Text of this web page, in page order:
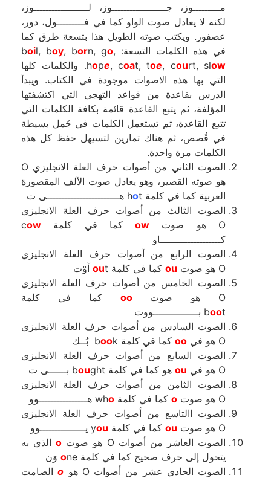
مـــــــــوز، جــــــــــــــــــوز، لــــــــــــــــــوز،
لكنه لا يعادل صوت الواو كما في فـــــــــول، دور،
عصفور. ويكتب صوته الطويل هذا بتسعة طرق كما
في هذه الكلمات التسعة: b
oil, boy, born, go,
hope, coat, toe, court, slow
. والكلمات كلها
التي بها هذه الاصوات موجودة في الكتاب. ويبدأ
الدرس بقاعدة من قواعد التهجي التي اكتشفتها
المؤلفة، ثم يتبع القاعدة قائمة بكافة الكلمات التي
تتبع القاعدة، ثم تستعمل الكلمات في جُمل بسيطة
في قُصص، ثم هناك تمارين لتسيهل حفظ كل هذه
الكلمات مرة واحدة.
الصوت الثاني من أصوات حرف العلة الانجليزي O
هو صوته القصير، وهو يعادل صوت الألف المقصورة
العربية كما في كلمة h ot هــــــــــــــــــــــــى ت
الصوت الثالث من أصوات حرف العلة الانجليزي
O هو صوت
owكما في كلمة c ow
كــــــــــــــــــــاو
الصوت الرابع من أصوات حرف العلة الانجليزي
O هو صوت
ou كما في كلمة out آوْت
الصوت الخامس من أصوات حرف العلة الانجليزي
O هو صوت
oo كما في كلمة
boot بـــــــــــــــووت
الصوت السادس من أصوات حرف العلة الانجليزي
O هو في
oo كما في كلمة b ook بُــك
الصوت السابع من أصوات حرف العلة الانجليزي
O هو في
ou هو كما في كلمة b ought بــــــى ت
الصوت الثامن من أصوات حرف العلة الانجليزي
O هو صوت
o كما في كلمة wh o
هــــــــــــــــوو
الصوت االتاسع من أصوات حرف العلة الانجليزي
O هو صوت
ou كما في كلمة y ou
يـــــــــــــــوو
الصوت العاشر من أصوات O هو صوت
oالذي به
يتحول إلى حرف صحيح كما في كلمة
one وَن
الصوت الحادي عشر من أصوات O هو
oالصامت